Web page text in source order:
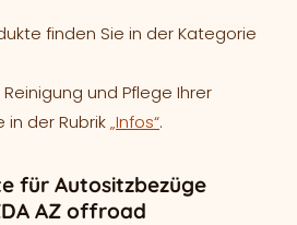
finden Sie in der Kategorie
und Pflege Ihrer
in der Rubrik„Infos“.
für Autositzbezüge
AZ offroad